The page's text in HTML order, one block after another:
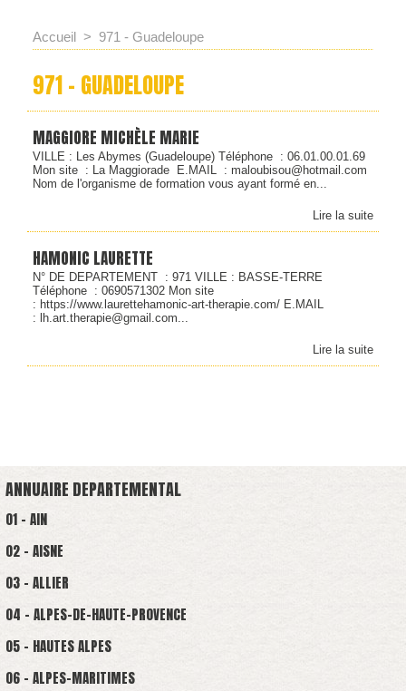
ANNUAIRE DEPARTEMENTAL
01 - AIN
02 - AISNE
03 - ALLIER
04 - ALPES-DE-HAUTE-PROVENCE
05 - HAUTES ALPES
06 - ALPES-MARITIMES
Accueil > 971 - Guadeloupe
971 - GUADELOUPE
MAGGIORE MICHÈLE MARIE
VILLE : Les Abymes (Guadeloupe) Téléphone : 06.01.00.01.69
Mon site : La Maggiorade E.MAIL : maloubisou@hotmail.com
Nom de l'organisme de formation vous ayant formé en...
Lire la suite
HAMONIC LAURETTE
N° DE DEPARTEMENT : 971 VILLE : BASSE-TERRE
Téléphone : 0690571302 Mon site
: https://www.laurettehamonic-art-therapie.com/ E.MAIL
: lh.art.therapie@gmail.com...
Lire la suite